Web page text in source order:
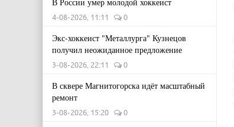
4-08-2026, 11:11 0
Экс-хоккеист "Металлурга" Кузнецов
получил неожиданное предложение
3-08-2026, 22:11 0
В сквере Магнитогорска идёт масштабный
ремонт
3-08-2026, 15:20 0